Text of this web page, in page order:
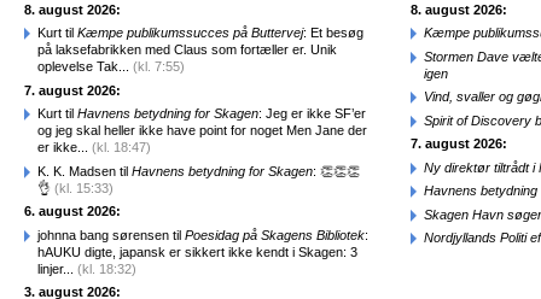
8. august 2026:
Kurt til Kæmpe publikumssucces på Buttervej: Et besøg
på laksefabrikken med Claus som fortæller er. Unik
oplevelse Tak... (kl. 7:55)
7. august 2026:
Kurt til Havnens betydning for Skagen: Jeg er ikke SF’er
og jeg skal heller ikke have point for noget Men Jane der
er ikke... (kl. 18:47)
K. K. Madsen til Havnens betydning for Skagen: 👏👏👏
👌 (kl. 15:33)
6. august 2026:
johnna bang sørensen til Poesidag på Skagens Bibliotek:
hAUKU digte, japansk er sikkert ikke kendt i Skagen: 3
linjer... (kl. 18:32)
3. august 2026:
8. august 2026:
Kæmpe
Stormen Dave
igen
Vind, svaller og
Spirit of Discovery
7. august 2026:
Ny direktør tiltrådt i
Havnens betydning
Skagen Havn
Nordjyllands Politi